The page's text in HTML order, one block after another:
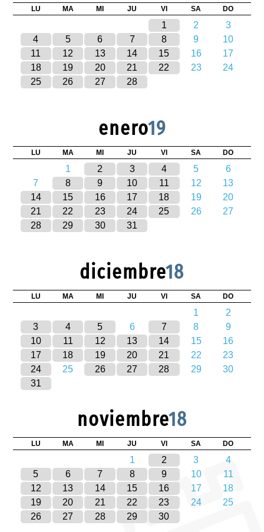
LU MA MI JU VI SA DO
1 2
3
4
5 6 7 8 9
10
11
12 13 14 15 16
17
18
19 20 21 22 23
24
25
26 27 28
enero19
LU MA MI JU VI SA DO
1 2 3 4 5
6
7
8 9 10 11 12
13
14
15 16 17 18 19
20
21
22 23 24 25 26
27
28
29 30 31
diciembre18
LU MA MI JU VI SA DO
1
2
3
4 5 6 7 8
9
10
11 12 13 14 15
16
17
18 19 20 21 22
23
24
25 26 27 28 29
30
31
noviembre18
LU MA MI JU VI SA DO
1 2 3
4
5
6 7 8 9 10
11
12
13 14 15 16 17
18
19
20 21 22 23 24
25
26
27 28 29 30